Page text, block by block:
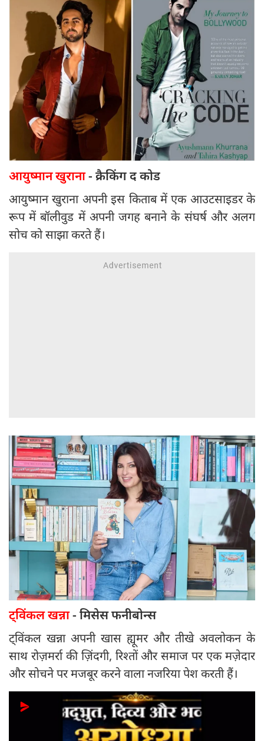
आयुष्मान खुराना- क्रैकिंग द कोड
आयुष्मान खुराना अपनी इस किताब में एक आउटसाइडर के
रूप में बॉलीवुड में अपनी जगह बनाने के संघर्ष और अलग
सोच को साझा करते हैं।
ट्विंकल खन्ना- मिसेस फनीबोन्स
ट्विंकल खन्ना अपनी खास ह्यूमर और तीखे अवलोकन के
साथ रोज़मर्रा की ज़िंदगी, रिश्तों और समाज पर एक मज़ेदार
और सोचने पर मजबूर करने वाला नजरिया पेश करती हैं।